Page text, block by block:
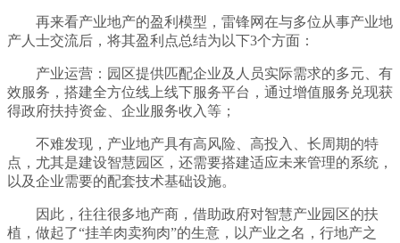
再来看产业地产的盈利模型，雷锋网在与多位从事产业地
产人士交流后，将其盈利点总结为以下3个方面：
产业运营：园区提供匹配企业及人员实际需求的多元、有
效服务，搭建全方位线上线下服务平台，通过增值服务兑现获
得政府扶持资金、企业服务收入等；
不难发现，产业地产具有高风险、高投入、长周期的特
点，尤其是建设智慧园区，还需要搭建适应未来管理的系统，
以及企业需要的配套技术基础设施。
因此，往往很多地产商，借助政府对智慧产业园区的扶
植，做起了“挂羊肉卖狗肉”的生意，以产业之名，行地产之